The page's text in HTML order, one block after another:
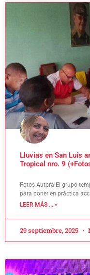
Lluvias en San Luis
Tropical nro. 9
Fotos Autora El grupo
para poner en práctica
LEER MÁS ... »
29 septiembre, 2025